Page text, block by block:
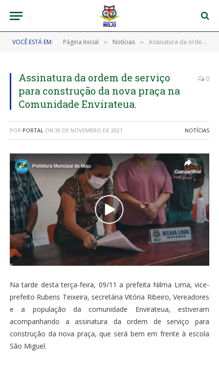
VOCÊ ESTÁ EM: Página Inicial » Notícias » Assinatura da ordem de serviço para construção da nova praça na Comunidade Envirateua.
Assinatura da ordem de serviço
para construção da nova praça na
Comunidade Envirateua.
0
POR PORTAL ON 30 DE NOVEMBRO DE 2021 NOTÍCIAS
Na tarde desta terça-feira, 09/11 a prefeita Nilma Lima, vice-
prefeito Rubens Teixeira, secretária Vitória Ribeiro, Vereadores
e a população da comunidade Envirateua, estiveram
acompanhando a assinatura da ordem de serviço para
construção da nova praça, que será bem em frente à escola
São Miguel.